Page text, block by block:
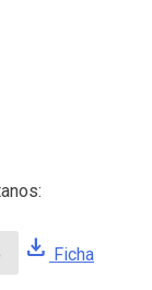
download Ficha